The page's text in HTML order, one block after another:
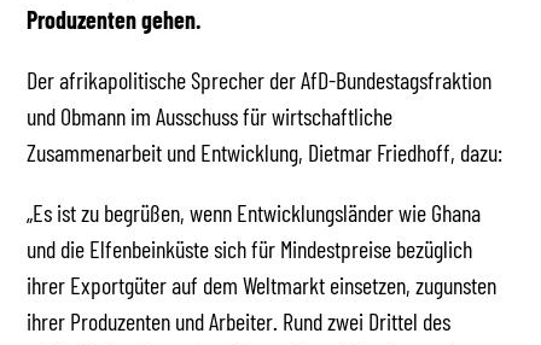
Produzenten gehen.
Der afrikapolitische Sprecher der AfD-Bundestagsfraktion
und Obmann im Ausschuss für wirtschaftliche
Zusammenarbeit und Entwicklung, Dietmar Friedhoff, dazu:
„Es ist zu begrüßen, wenn Entwicklungsländer wie Ghana
und die Elfenbeinküste sich für Mindestpreise bezüglich
ihrer Exportgüter auf dem Weltmarkt einsetzen, zugunsten
ihrer Produzenten und Arbeiter. Rund zwei Drittel des